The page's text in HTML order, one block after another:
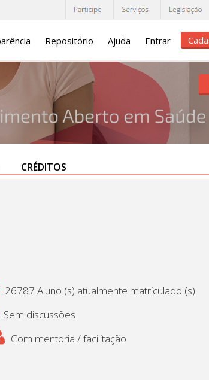
Repositório Ajuda Entrar
CRÉDITOS
26787 Aluno (s) atualmente matriculado (s)
Sem discussões
Com mentoria / facilitação